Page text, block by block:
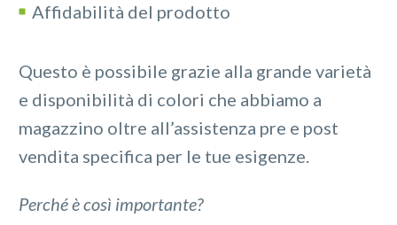
Affidabilità del prodotto
Questo è possibile grazie alla grande varietà
e disponibilità di colori che abbiamo a
magazzino oltre all’assistenza pre e post
vendita specifica per le tue esigenze.
Perché è così importante?